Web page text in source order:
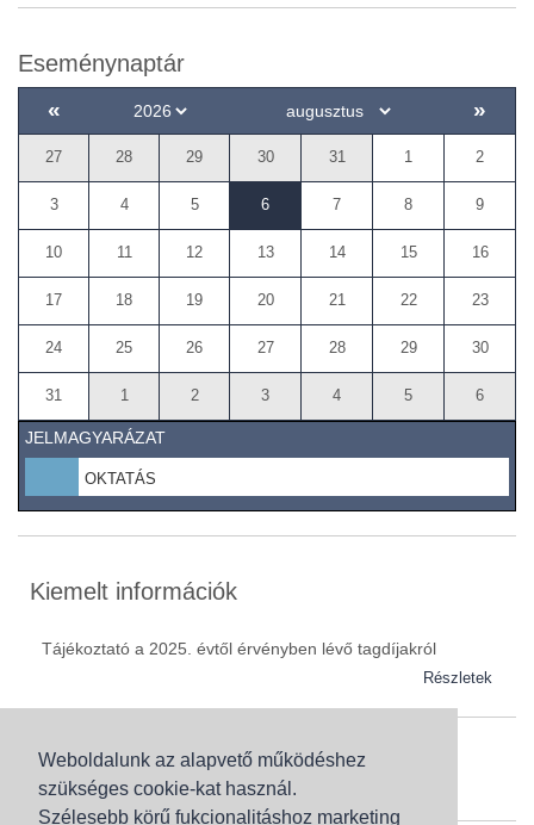
Weboldalunk az alapvető működéshez
szükséges cookie-kat használ.
Szélesebb körű fukcionalitáshoz marketing
Eseménynaptár
« »
27 28 29 30 31 1 2
3 4 5 6 7 8 9
10 11 12 13 14 15 16
17 18 19 20 21 22 23
24 25 26 27 28 29 30
31 1 2 3 4 5 6
JELMAGYARÁZAT
OKTATÁS
Kiemelt információk
Tájékoztató a 2025. évtől érvényben lévő tagdíjakról
Részletek
Szaknévsor
Szaknévsorunk folyamatosan bővül.